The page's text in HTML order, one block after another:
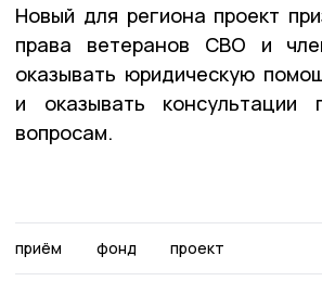
Новый для региона проект
права ветеранов СВО и
оказывать юридическую
и оказывать консультации
вопросам.
приём фонд проект